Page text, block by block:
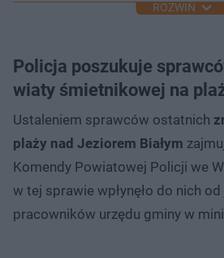
ROZWIŃ
Policja poszukuje
wiaty śmietnikowej na
Ustaleniem sprawców ostatnich
plaży nad Jeziorem Białym
Komendy Powiatowej Policji we
w tej sprawie wpłynęło do nich
pracowników urzędu gminy w